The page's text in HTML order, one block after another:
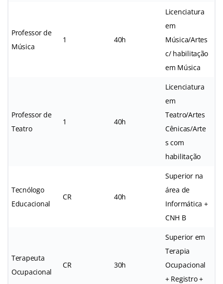
Professor de
Música
1 40h
Licenciatura
em
Música/Artes
c/ habilitação
em Música
Professor de
Teatro
1 40h
Licenciatura
em
Teatro/Artes
Cênicas/Arte
s com
habilitação
Tecnólogo
Educacional
CR 40h
Superior na
área de
Informática +
CNH B
Terapeuta
Ocupacional
CR 30h
Superior em
Terapia
Ocupacional
+ Registro +